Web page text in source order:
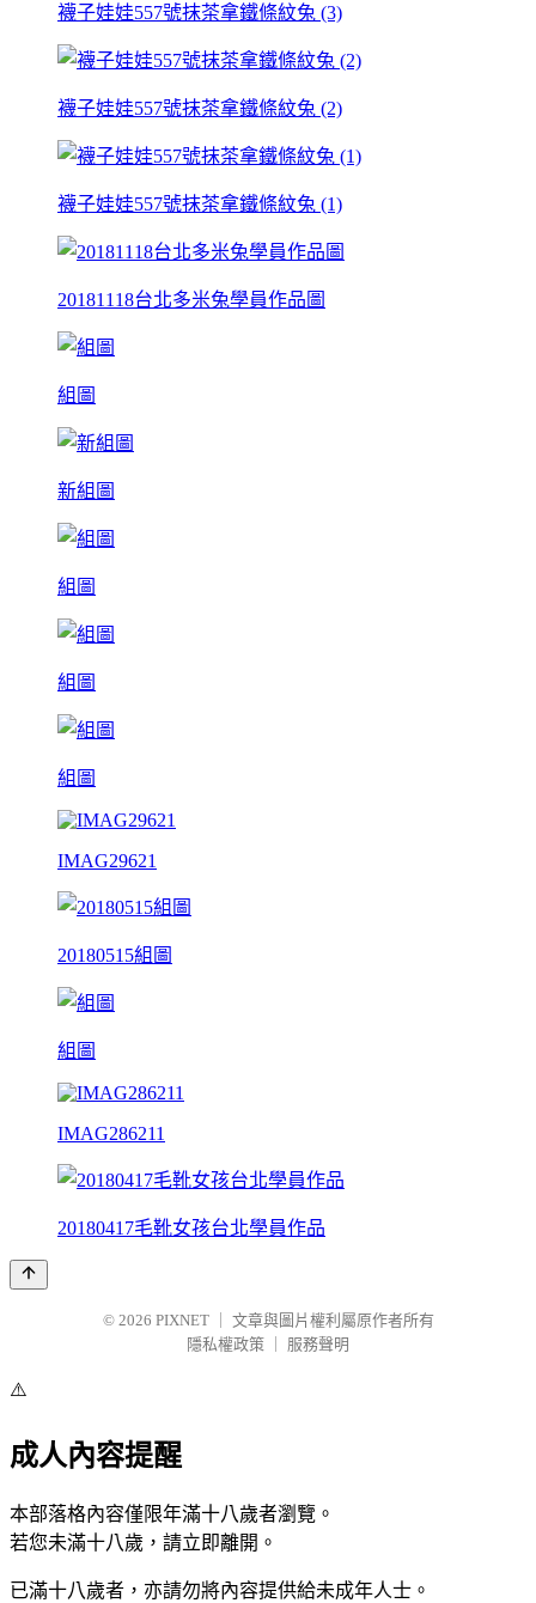
襪子娃娃557號抹茶拿鐵條紋兔 (3)
襪子娃娃557號抹茶拿鐵條紋兔 (2)
襪子娃娃557號抹茶拿鐵條紋兔 (1)
20181118台北多米兔學員作品圖
組圖
新組圖
組圖
組圖
組圖
IMAG29621
20180515組圖
組圖
IMAG286211
20180417毛靴女孩台北學員作品
© 2026 PIXNET
文章與圖片權利屬原作者所有
隱私權政策
服務聲明
⚠️
成人內容提醒
本部落格內容僅限年滿十八歲者瀏覽。
若您未滿十八歲，請立即離開。
已滿十八歲者，亦請勿將內容提供給未成年人士。